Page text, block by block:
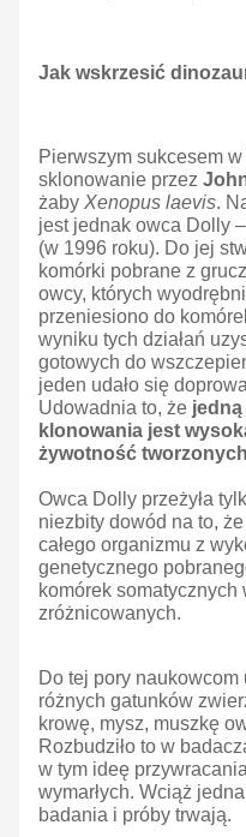
Jak wskrzesić
Pierwszym sukcesem
sklonowanie przez
żaby Xenopus laevis.
jest jednak owca Dolly
(w 1996 roku). Do jej
komórki pobrane z
owcy, których
przeniesiono do
wyniku tych działań
gotowych do
jeden udało się
Udowadnia to, że
klonowania jest
żywotność
Owca Dolly przeżyła
niezbity dowód na to,
całego organizmu z
genetycznego
komórek somatycznych
zróżnicowanych.
Do tej pory
różnych gatunków
krowę, mysz, muszkę
Rozbudziło to w
w tym ideę
wymarłych. Wciąż
badania i próby trwają.